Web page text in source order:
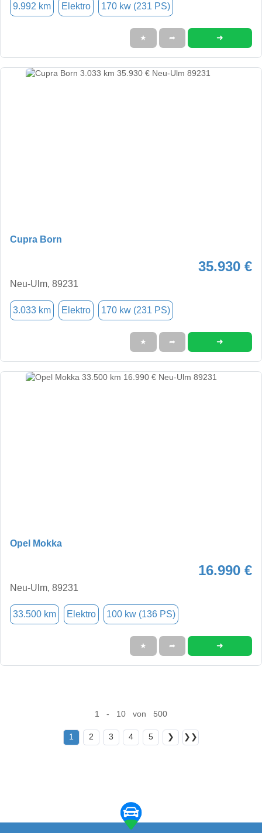
9.992 km Elektro 170 kw (231 PS)
★ ➦ ➜
Cupra Born
35.930 €
Neu-Ulm, 89231
3.033 km Elektro 170 kw (231 PS)
★ ➦ ➜
Opel Mokka
16.990 €
Neu-Ulm, 89231
33.500 km Elektro 100 kw (136 PS)
★ ➦ ➜
1 - 10 von 500
1 2 3 4 5 ❯ ❯❯